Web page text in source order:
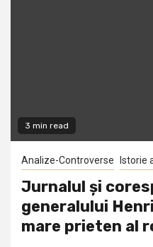
3 min read
Analize-Controverse Istorie
Jurnalul și
generalului
mare prieten al